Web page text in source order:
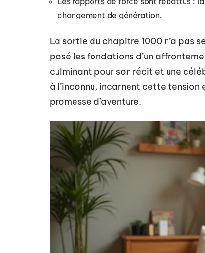
changement de génération.
La sortie du chapitre 1000 n’a pas
posé les fondations d’un
culminant pour son récit et une
à l’inconnu, incarnent cette
promesse d’aventure.